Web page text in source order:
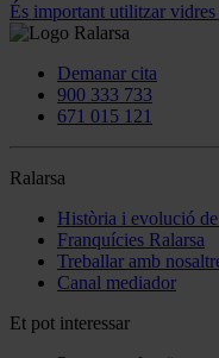
És important utilitzar
Demanar cita
900 333 733
671 015 121
Ralarsa
Història i evolució de
Franquícies Ralarsa
Treballar amb
Canal mediador
Et pot interessar